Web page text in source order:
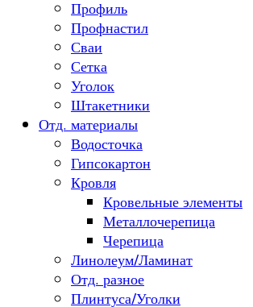
Профиль
Профнастил
Сваи
Сетка
Уголок
Штакетники
Отд. материалы
Водосточка
Гипсокартон
Кровля
Кровельные элементы
Металлочерепица
Черепица
Линолеум/Ламинат
Отд. разное
Плинтуса/Уголки